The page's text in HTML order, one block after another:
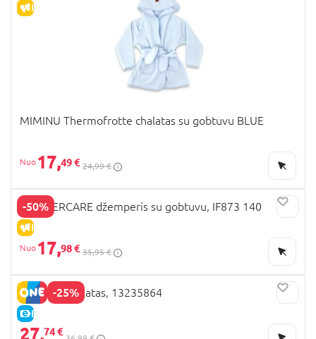
IŠPARDAVIMAS
MIMINU Thermofrotte chalatas su gobtuvu BLUE
17,49 € 24,99 €
-50%
IŠPARDAVIMAS
MOTHERCARE džemperis su gobtuvu, IF873 140
17,98 € 35,95 €
-25%
E-KAINA
NAME IT chalatas, 13235864
27,74 €